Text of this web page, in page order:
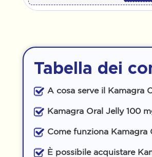
Tabella dei
A cosa serve il Kamagra
Kamagra Oral Jelly 100
Come funziona Kamagra
È possibile acquistare